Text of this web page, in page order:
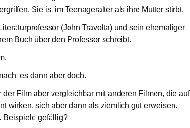
Sie ist im Teenageralter als ihre Mutter stirbt.
(John Travolta) und sein ehemaliger
Buch über den Professor schreibt.
es dann aber doch.
Film aber vergleichbar mit anderen Filmen, die auf
wirken, sich aber dann als ziemlich gut erweisen.
Beispiele gefällig?